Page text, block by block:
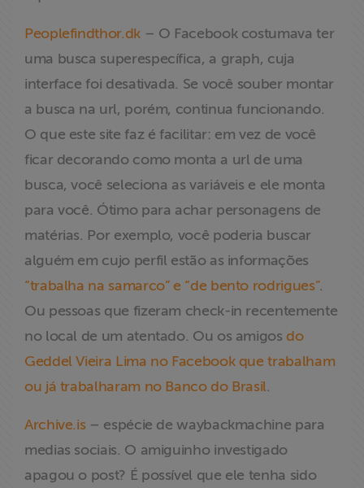
Peoplefindthor.dk– O Facebook costumava ter
uma busca superespecífica, a graph, cuja
interface foi desativada. Se você souber montar
a busca na url, porém, continua funcionando.
O que este site faz é facilitar: em vez de você
ficar decorando como monta a url de uma
busca, você seleciona as variáveis e ele monta
para você. Ótimo para achar personagens de
matérias. Por exemplo, você poderia buscar
alguém em cujo perfil estão as informações
“trabalha na samarco” e “de bento rodrigues”.
Ou pessoas que fizeram check-in recentemente
no local de um atentado. Ou os amigos do
Geddel Vieira Lima no Facebook que trabalham
ou já trabalharam no Banco do Brasil.
Archive.is– espécie de waybackmachine para
medias sociais. O amiguinho investigado
apagou o post? É possível que ele tenha sido